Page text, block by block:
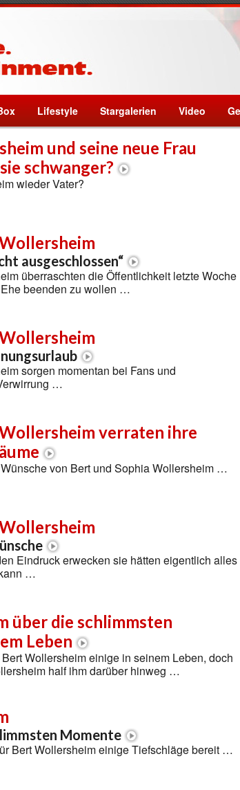
Lifestyle Stargalerien Video
und seine neue Frau
schwanger?
wieder Vater?
ausgeschlossen“
überraschten die Öffentlichkeit letzte Woche
beenden zu wollen …
sorgen momentan bei Fans und
…
verraten ihre
von Bert und Sophia Wollersheim …
Eindruck erwecken sie hätten eigentlich alles
…
über die schlimmsten
Leben
Wollersheim einige in seinem Leben, doch
half ihm darüber hinweg …
Momente
Bert Wollersheim einige Tiefschläge bereit …